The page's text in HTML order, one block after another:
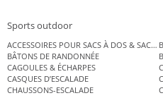
Sports outdoor
ACCESSOIRES POUR SACS À DOS & SACS
BÂTONS DE RANDONNÉE
CAGOULES & ÉCHARPES
CASQUES D’ESCALADE
CHAUSSONS-ESCALADE